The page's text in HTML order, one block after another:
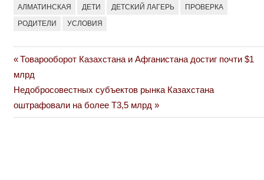
АЛМАТИНСКАЯ ДЕТИ ДЕТСКИЙ ЛАГЕРЬ ПРОВЕРКА
РОДИТЕЛИ УСЛОВИЯ
Навигация
по
записям
Previous
Post:
Товарооборот Казахстана и Афганистана достиг почти $1
млрд
Next
Post:
Недобросовестных субъектов рынка Казахстана
оштрафовали на более Т3,5 млрд